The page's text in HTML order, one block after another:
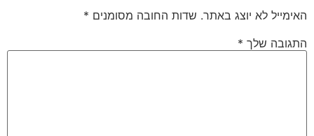
האימייל לא יוצג באתר. שדות החובה מסומנים *
התגובה שלך *